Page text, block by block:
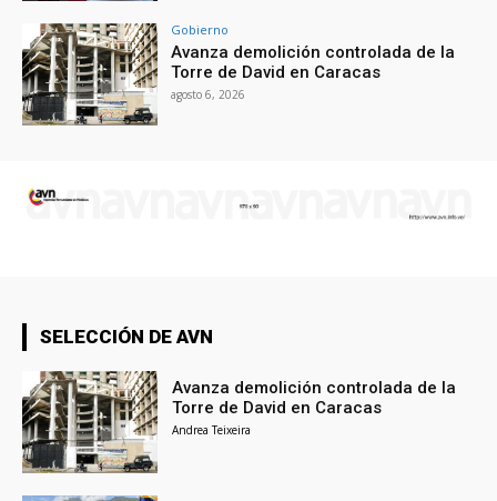
Gobierno
Avanza demolición controlada de la
Torre de David en Caracas
agosto 6, 2026
SELECCIÓN DE AVN
Avanza demolición controlada de la
Torre de David en Caracas
Andrea Teixeira